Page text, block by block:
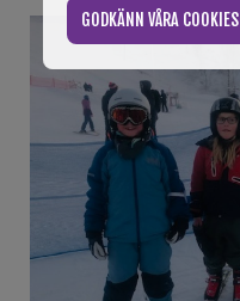
GODKÄNN VÅRA COOKIES